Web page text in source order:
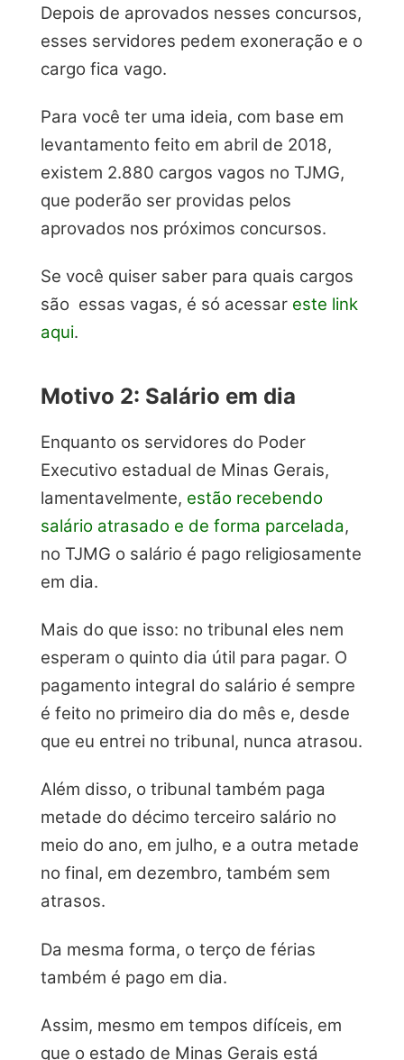
Depois de aprovados nesses concursos,
esses servidores pedem exoneração e o
cargo fica vago.
Para você ter uma ideia, com base em
levantamento feito em abril de 2018,
existem 2.880 cargos vagos no TJMG,
que poderão ser providas pelos
aprovados nos próximos concursos.
Se você quiser saber para quais cargos
são essas vagas, é só acessar este link
aqui.
Motivo 2: Salário em dia
Enquanto os servidores do Poder
Executivo estadual de Minas Gerais,
lamentavelmente, estão recebendo
salário atrasado e de forma parcelada,
no TJMG o salário é pago religiosamente
em dia.
Mais do que isso: no tribunal eles nem
esperam o quinto dia útil para pagar. O
pagamento integral do salário é sempre
é feito no primeiro dia do mês e, desde
que eu entrei no tribunal, nunca atrasou.
Além disso, o tribunal também paga
metade do décimo terceiro salário no
meio do ano, em julho, e a outra metade
no final, em dezembro, também sem
atrasos.
Da mesma forma, o terço de férias
também é pago em dia.
Assim, mesmo em tempos difíceis, em
que o estado de Minas Gerais está